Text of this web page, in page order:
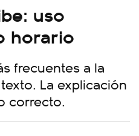
uso
horario
frecuentes a la
La explicación
correcto.